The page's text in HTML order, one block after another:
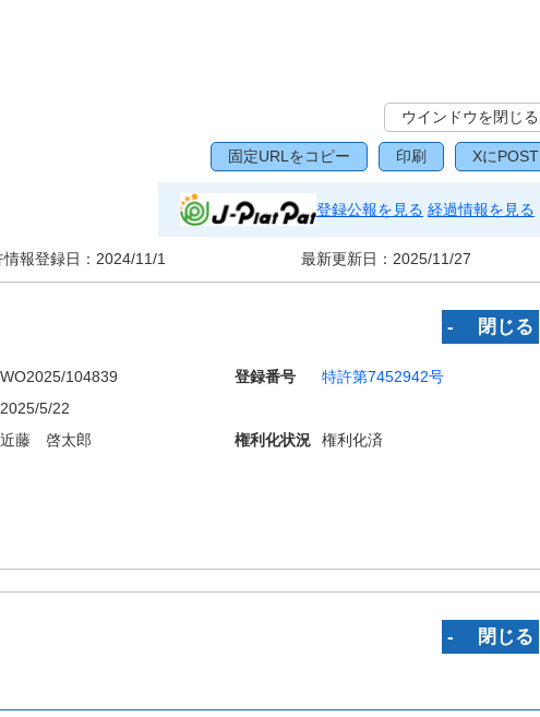
ウインドウを閉じる
固定URLをコピー 印刷 XにPOST
登録公報を見る 経過情報を見る
報登録日： 2024/11/1 最新更新日： 2025/11/27
‐ 閉じる
WO2025/104839 登録番号
特許第7452942号
2025/5/22
近藤 啓太郎 権利化状況
権利化済
‐ 閉じる